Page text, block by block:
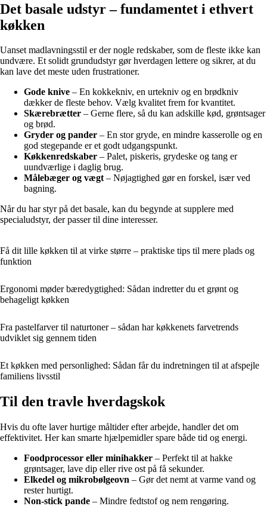
Det basale udstyr – fundamentet i ethvert
køkken
Uanset madlavningsstil er der nogle redskaber, som de fleste ikke kan
undvære. Et solidt grundudstyr gør hverdagen lettere og sikrer, at du
kan lave det meste uden frustrationer.
Gode knive – En kokkekniv, en urtekniv og en brødkniv
dækker de fleste behov. Vælg kvalitet frem for kvantitet.
Skærebrætter – Gerne flere, så du kan adskille kød, grøntsager
og brød.
Gryder og pander – En stor gryde, en mindre kasserolle og en
god stegepande er et godt udgangspunkt.
Køkkenredskaber – Palet, piskeris, grydeske og tang er
uundværlige i daglig brug.
Målebæger og vægt– Nøjagtighed gør en forskel, især ved
bagning.
Når du har styr på det basale, kan du begynde at supplere med
specialudstyr, der passer til dine interesser.
Få dit lille køkken til at virke større – praktiske tips til mere plads og
funktion
Ergonomi møder bæredygtighed: Sådan indretter du et grønt og
behageligt køkken
Fra pastelfarver til naturtoner – sådan har køkkenets farvetrends
udviklet sig gennem tiden
Et køkken med personlighed: Sådan får du indretningen til at afspejle
familiens livsstil
Til den travle hverdagskok
Hvis du ofte laver hurtige måltider efter arbejde, handler det om
effektivitet. Her kan smarte hjælpemidler spare både tid og energi.
Foodprocessor eller minihakker – Perfekt til at hakke
grøntsager, lave dip eller rive ost på få sekunder.
Elkedel og mikrobølgeovn – Gør det nemt at varme vand og
rester hurtigt.
Non-stick pande – Mindre fedtstof og nem rengøring.